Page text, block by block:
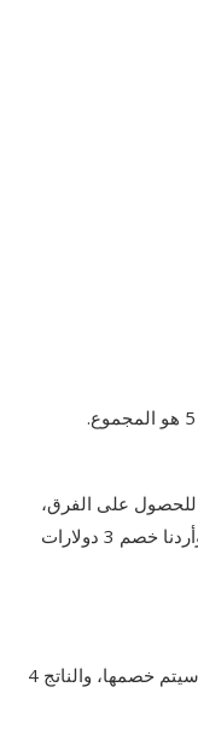
على الفرق،
على سبيل المثال، إذا كان لدينا 7 دولارات وأردنا خصم 3 دولارات
هنا، 7 هو القيمة الأولى و 3 هو القيمة التي سيتم خصمها، والناتج 4